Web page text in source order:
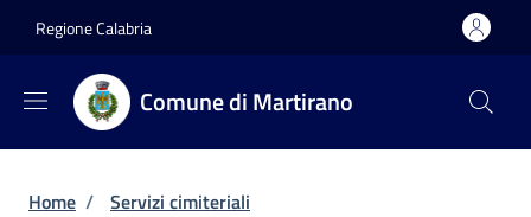
Regione Calabria
Comune di Martirano
Briciole di pane
Home / Servizi cimiteriali